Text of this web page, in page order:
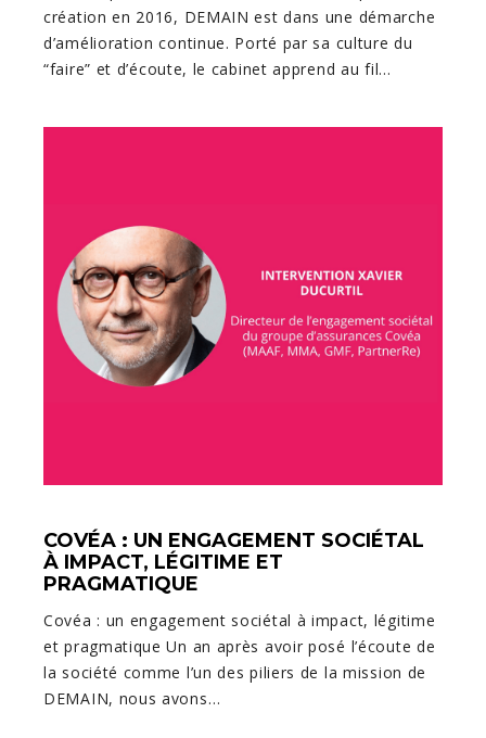
création en 2016, DEMAIN est dans une démarche
d’amélioration continue. Porté par sa culture du
“faire” et d’écoute, le cabinet apprend au fil…
COVÉA : UN ENGAGEMENT SOCIÉTAL
À IMPACT, LÉGITIME ET
PRAGMATIQUE
Covéa : un engagement sociétal à impact, légitime
et pragmatique Un an après avoir posé l’écoute de
la société comme l’un des piliers de la mission de
DEMAIN, nous avons…